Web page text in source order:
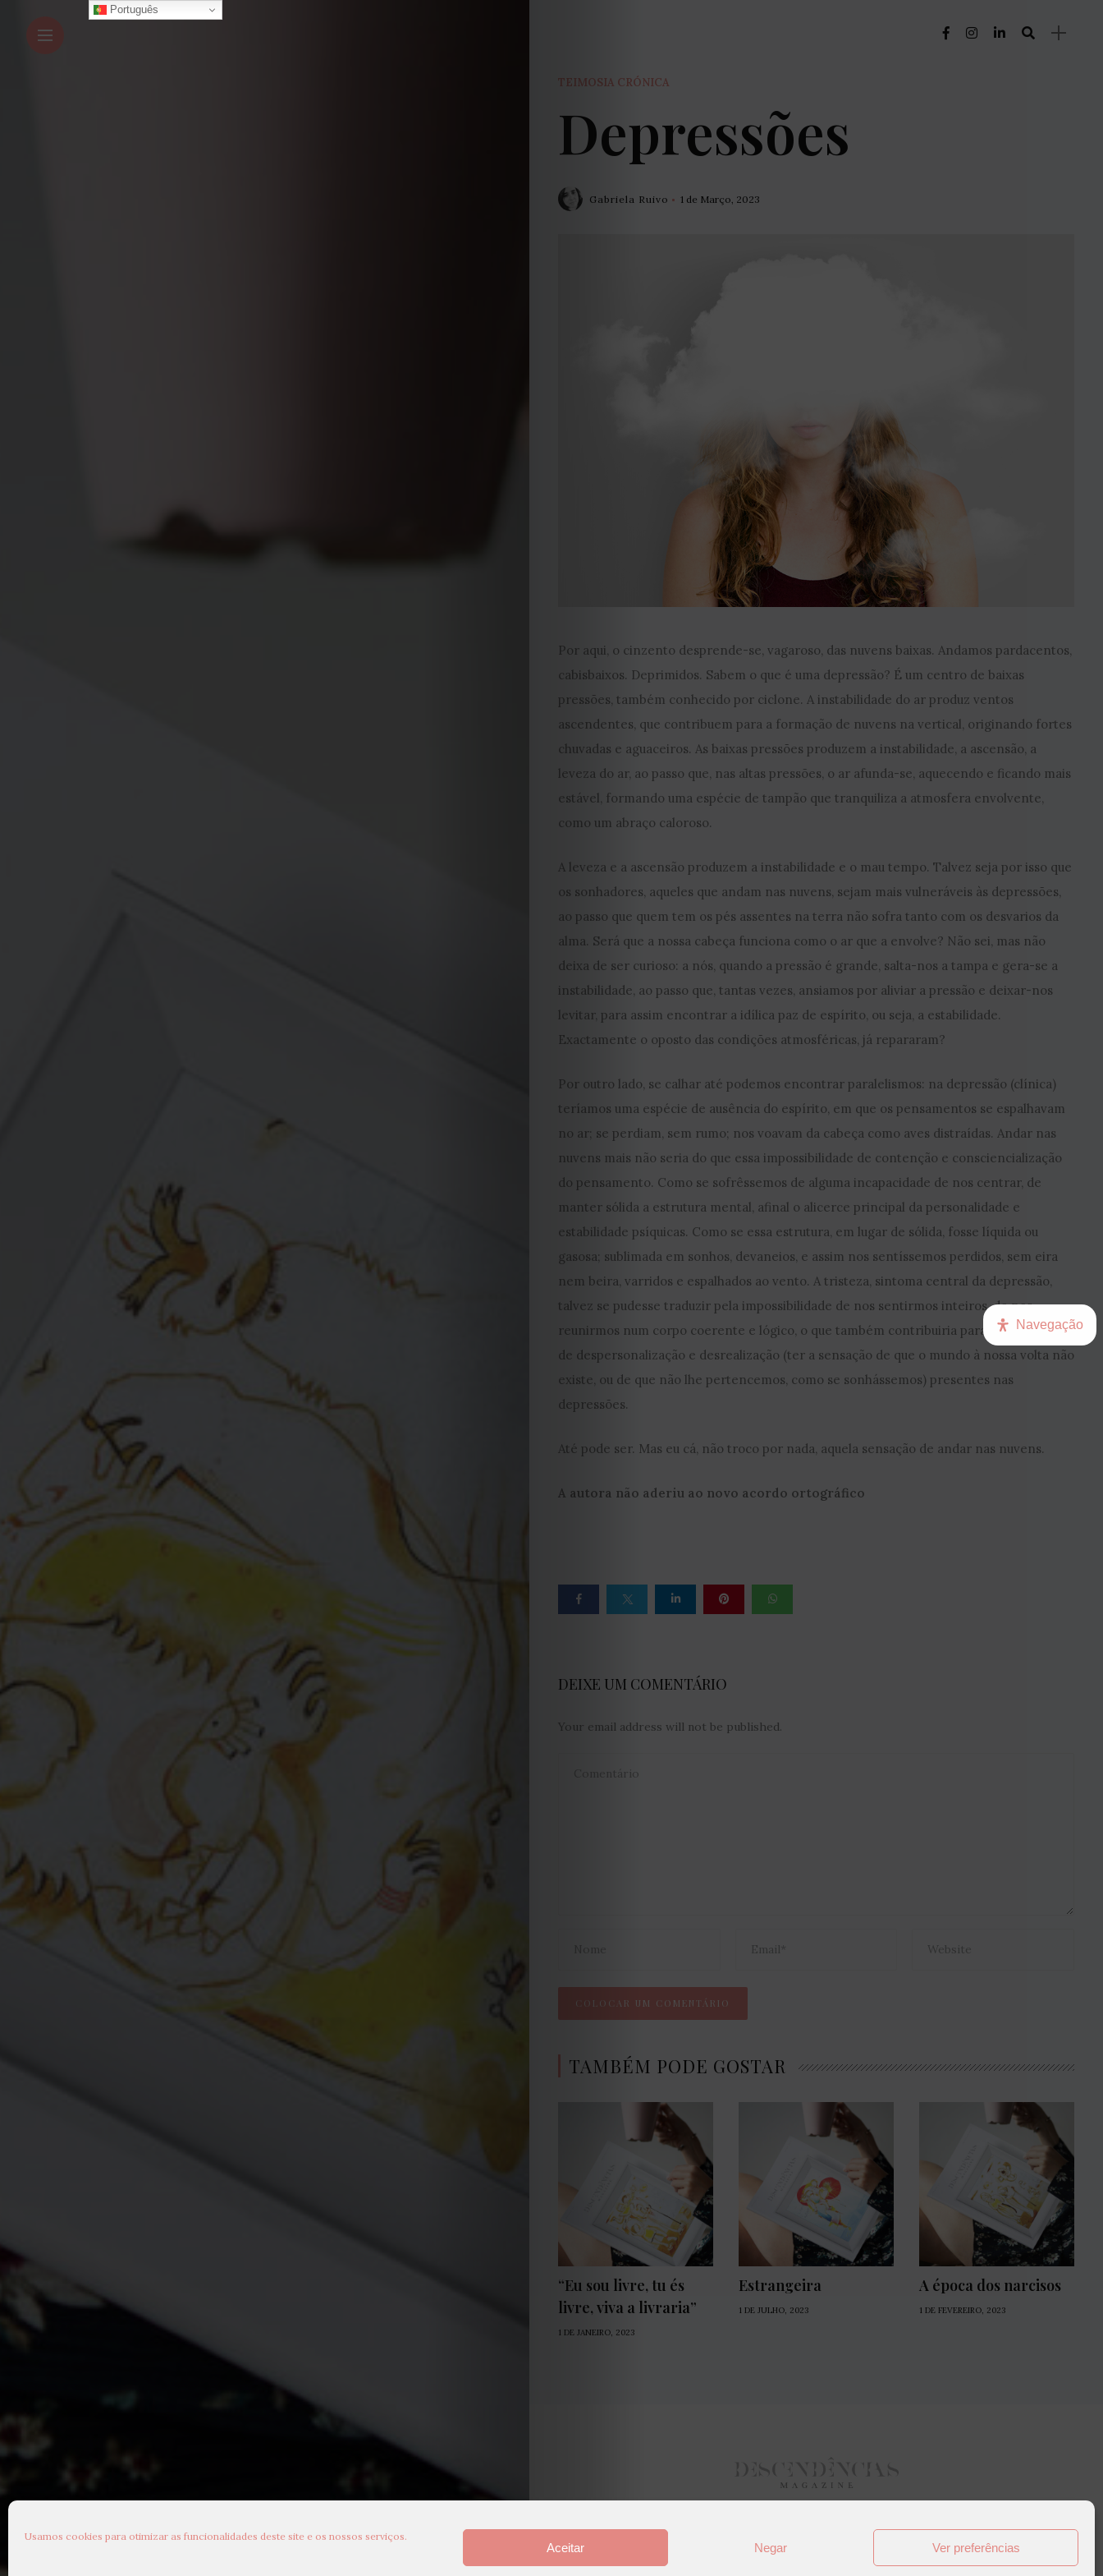
Usamos cookies para otimizar as funcionalidades deste site e os nossos serviços.
Aceitar Negar Ver preferências
EDIÇÃO
DE
JULHO
2026
2025
2024
2023
2022
2021
Contactos
Editorial
Política
Política
Cookies
TEIMOSIA CRÓNICA
Depressões
Gabriela Ruivo 1 de Março, 2023
Por aqui, o cinzento desprende-se, vagaroso, das nuvens baixas. Andamos pardacentos,
cabisbaixos. Deprimidos. Sabem o que é uma depressão? É um centro de baixas
pressões, também conhecido por ciclone. A instabilidade do ar produz ventos
ascendentes, que contribuem para a formação de nuvens na vertical, originando fortes
chuvadas e aguaceiros. As baixas pressões produzem a instabilidade, a ascensão, a
leveza do ar, ao passo que, nas altas pressões, o ar afunda-se, aquecendo e ficando mais
estável, formando uma espécie de tampão que tranquiliza a atmosfera envolvente,
como um abraço caloroso.
A leveza e a ascensão produzem a instabilidade e o mau tempo. Talvez seja por isso que
os sonhadores, aqueles que andam nas nuvens, sejam mais vulneráveis às depressões,
ao passo que quem tem os pés assentes na terra não sofra tanto com os desvarios da
alma. Será que a nossa cabeça funciona como o ar que a envolve? Não sei, mas não
deixa de ser curioso: a nós, quando a pressão é grande, salta-nos a tampa e gera-se a
instabilidade, ao passo que, tantas vezes, ansiamos por aliviar a pressão e deixar-nos
levitar, para assim encontrar a idílica paz de espírito, ou seja, a estabilidade.
Exactamente o oposto das condições atmosféricas, já repararam?
Por outro lado, se calhar até podemos encontrar paralelismos: na depressão (clínica)
teríamos uma espécie de ausência do espírito, em que os pensamentos se espalhavam
no ar; se perdiam, sem rumo; nos voavam da cabeça como aves distraídas. Andar nas
nuvens mais não seria do que essa impossibilidade de contenção e consciencialização
do pensamento. Como se sofrêssemos de alguma incapacidade de nos centrar, de
manter sólida a estrutura mental, afinal o alicerce principal da personalidade e
estabilidade psíquicas. Como se essa estrutura, em lugar de sólida, fosse líquida ou
gasosa; sublimada em sonhos, devaneios, e assim nos sentíssemos perdidos, sem eira
nem beira, varridos e espalhados ao vento. A tristeza, sintoma central da depressão,
talvez se pudesse traduzir pela impossibilidade de nos sentirmos inteiros, de nos
reunirmos num corpo coerente e lógico, o que também contribuiria para os sintomas
de despersonalização e desrealização (ter a sensação de que o mundo à nossa volta não
existe, ou de que não lhe pertencemos, como se sonhássemos) presentes nas
depressões.
Até pode ser. Mas eu cá, não troco por nada, aquela sensação de andar nas nuvens.
A autora não aderiu ao novo acordo ortográfico
DEIXE UM COMENTÁRIO
Your email address will not be published.
TAMBÉM PODE GOSTAR
“Eu sou livre, tu és
livre, viva a livraria”
1 DE JANEIRO, 2023
Estrangeira
1 DE JULHO, 2023
A época dos narcisos
1 DE FEVEREIRO, 2023
Português
Navegação